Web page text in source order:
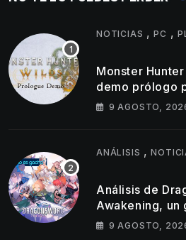
NOTICIAS ,PC ,
Monster
demo prólogo
9 AGOSTO,
ANÁLISIS ,
Análisis de
Awakening, un
gacha
9 AGOSTO,